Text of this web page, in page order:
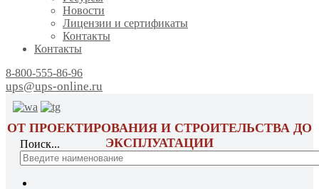
Новости
Лицензии и сертификаты
Контакты
Контакты
8-800-555-86-96
ups@ups-online.ru
ОТ ПРОЕКТИРОВАНИЯ И СТРОИТЕЛЬСТВА ДО
ЭКСПЛУАТАЦИИ
Поиск...